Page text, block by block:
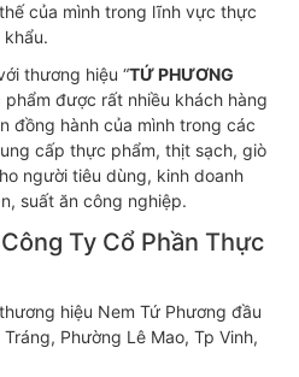
của mình trong lĩnh vực thực
thương hiệu “TỨ PHƯƠNG
được rất nhiều khách hàng
đồng hành của mình trong các
cấp thực phẩm, thịt sạch, giò
người tiêu dùng, kinh doanh
suất ăn công nghiệp.
Ty Cổ Phần Thực
hiệu Nem Tứ Phương đầu
Phường Lê Mao, Tp Vinh,